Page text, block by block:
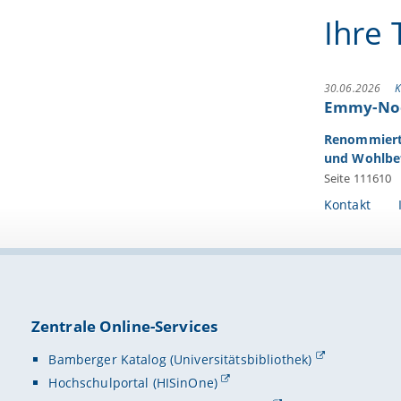
Ihre
30.06.2026
Emmy-
und
Seite 111610
Kontakt
Zentrale Online-Services
Bamberger Katalog (Universitätsbibliothek)
Hochschulportal (HISinOne)